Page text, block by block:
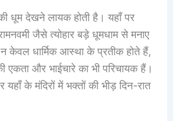
की धूम देखने लायक होती है। यहाँ पर
जैसे त्योहार बड़े धूमधाम से मनाए
केवल धार्मिक आस्था के प्रतीक होते हैं,
एकता और भाईचारे का भी परिचायक हैं।
यहाँ के मंदिरों में भक्तों की भीड़ दिन-रात